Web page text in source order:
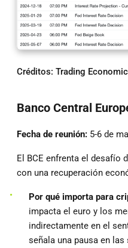
Créditos: Trading
Banco Central
Fecha de reunión: 5-6 de
El BCE enfrenta el desafío
con una recuperación
Por qué importa para
impacta el euro y los
indirectamente en el
señala una pausa en